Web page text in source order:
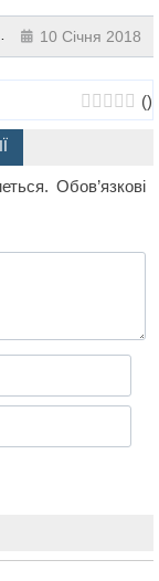
2 клас
10 Січня 2018
()
Обов’язкові